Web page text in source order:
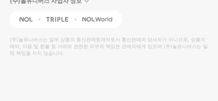
높
은
순
동
영
상
NOL Triple Interpark Global
(주)놀유니버스는 일부 상품의 통신판매중개자로서 통신판매의 당사자가 아니므로, 상품의
예약, 이용 및 환불 등 거래와 관련된 의무와 책임은 판매자에게 있으며 (주)놀유니버스는 일
체 책임을 지지 않습니다.